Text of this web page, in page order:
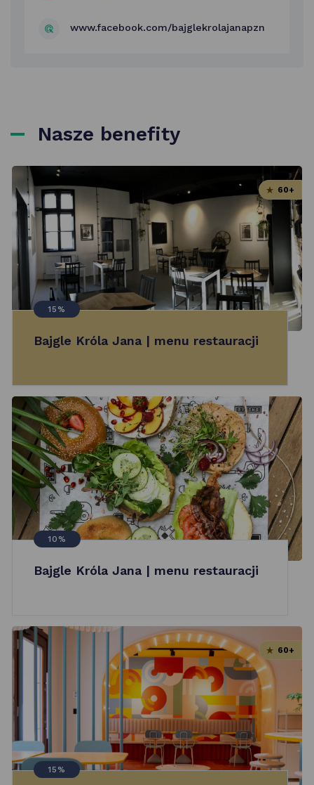
www.facebook.com/bajglekrolajanapzn
Nasze benefity
60+
15%
Bajgle Króla Jana | menu restauracji
10%
Bajgle Króla Jana | menu restauracji
60+
15%